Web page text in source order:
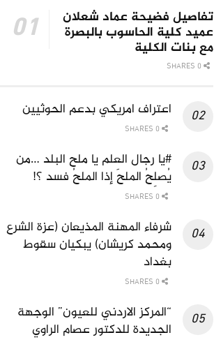
تفاصيل فضيحة عماد شعلان
عميد كلية الحاسوب بالبصرة
مع بنات الكلية
اعتراف امريكي بدعم الحوثيين
#يا رجال العلم يا ملح البلد …من
يُصلِحُ الملحَ إذا الملحُ فسد ؟!
شرفاء المهنة المذيعان (عزة الشرع
ومحمد كريشان) يبكيان سقوط
بغداد
“المركز الاردني للعيون” الوجهة
الجديدة للدكتور عصام الراوي